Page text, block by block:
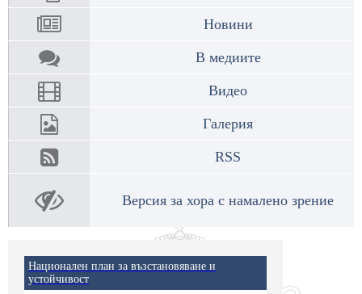
Новини
В медиите
Видео
Галерия
RSS
Версия за хора с намалено зрение
Национален план за възстановяване и
устойчивост